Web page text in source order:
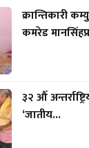
क्रान्तिकारी
कमरेड
३२ औँ
‘जातीय...